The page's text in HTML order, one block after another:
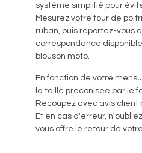
système simplifié pour
Mesurez votre tour de
ruban, puis reportez-vous
correspondance
blouson moto.
En fonction de votre
la taille préconisée par le
Recoupez avec avis client
Et en cas d'erreur,
vous offre le retour de